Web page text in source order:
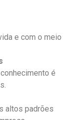
e com o meio
conhecimento é
altos padrões